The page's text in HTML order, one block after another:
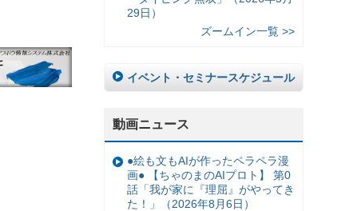
29日）
ズームイン一覧 >>
イベント・セミナースケジュール
動画ニュース
●絵も文もAIが作ったペラペラ漫
画● 【ちゃのまのAIプロト】 第0
話「我が家に『理屈』がやってき
た！」（2026年8月6日）